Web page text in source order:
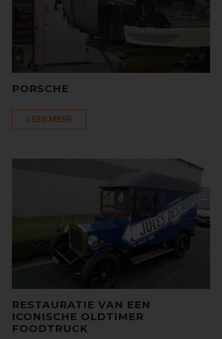
PORSCHE
LEES MEER
RESTAURATIE VAN EEN
ICONISCHE OLDTIMER
FOODTRUCK